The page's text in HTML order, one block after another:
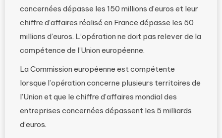
concernées dépasse les 150 millions d’euros et leur
chiffre d’affaires réalisé en France dépasse les 50
millions d’euros. L’opération ne doit pas relever de la
compétence de l’Union européenne.
La Commission européenne est compétente
lorsque l’opération concerne plusieurs territoires de
l’Union et que le chiffre d’affaires mondial des
entreprises concernées dépassent les 5 milliards
d’euros.